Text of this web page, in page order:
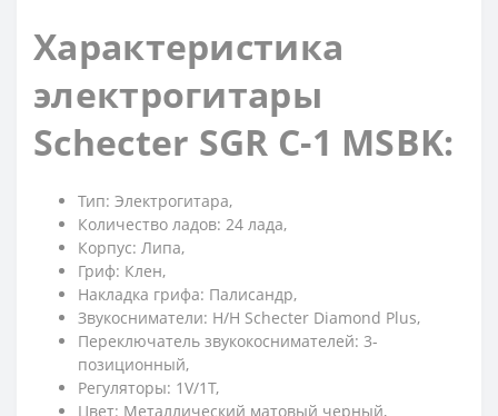
Характеристика
электрогитары
Schecter SGR C-1 MSBK:
Тип: Электрогитара,
Количество ладов: 24 лада,
Корпус: Липа,
Гриф: Клен,
Накладка грифа: Палисандр,
Звукосниматели: Н/Н Schecter Diamond Plus,
Переключатель звукокоснимателей: 3-
позиционный,
Регуляторы: 1V/1Т,
Цвет: Металлический матовый черный,